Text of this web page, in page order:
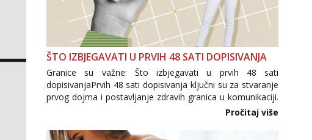
ŠTO IZBJEGAVATI U PRVIH 48 SATI DOPISIVANJA
Granice su važne: Što izbjegavati u prvih 48 sati
dopisivanjaPrvih 48 sati dopisivanja ključni su za stvaranje
prvog dojma i postavljanje zdravih granica u komunikaciji.
Važno je izbjeći prebrzo otkrivanje osobnih ili intimnih
informacija, jer nepoznata osoba još nije zaslužila to
povjerenje. Takođe...
Pročitaj više